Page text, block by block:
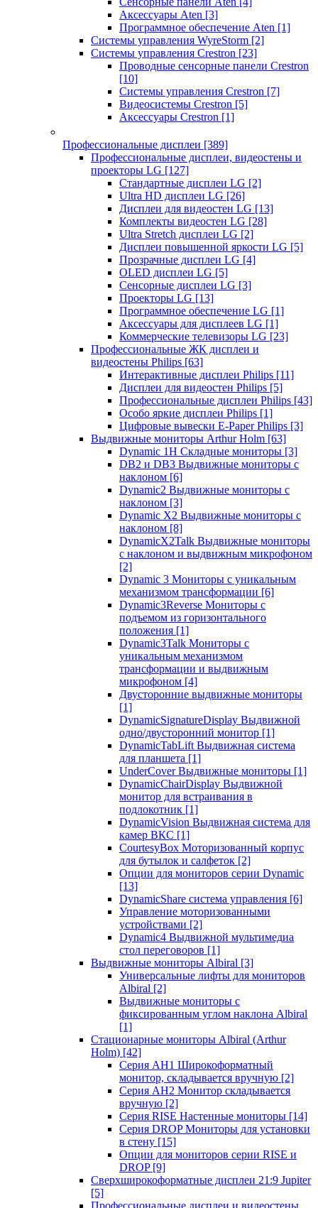
Аксессуары Aten [3]
Программное обеспечение Aten [1]
Системы управления WyreStorm [2]
Системы управления Crestron [23]
Проводные сенсорные панели Crestron
[10]
Системы управления Crestron [7]
Видеосистемы Crestron [5]
Аксессуары Crestron [1]
Профессиональные дисплеи [389]
Профессиональные дисплеи, видеостены и
проекторы LG [127]
Стандартные дисплеи LG [2]
Ultra HD дисплеи LG [26]
Дисплеи для видеостен LG [13]
Комплекты видеостен LG [28]
Ultra Stretch дисплеи LG [2]
Дисплеи повышенной яркости LG [5]
Прозрачные дисплеи LG [4]
OLED дисплеи LG [5]
Сенсорные дисплеи LG [3]
Проекторы LG [13]
Программное обеспечение LG [1]
Аксессуары для дисплеев LG [1]
Коммерческие телевизоры LG [23]
Профессиональные ЖК дисплеи и
видеостены Philips [63]
Интерактивные дисплеи Philips [11]
Дисплеи для видеостен Philips [5]
Профессиональные дисплеи Philips [43]
Особо яркие дисплеи Philips [1]
Цифровые вывески E-Paper Philips [3]
Выдвижные мониторы Arthur Holm [63]
Dynamic 1Н Складные мониторы [3]
DB2 и DB3 Выдвижные мониторы с
наклоном [6]
Dynamic2 Выдвижные мониторы с
наклоном [3]
Dynamic X2 Выдвижные мониторы с
наклоном [8]
DynamicX2Talk Выдвижные мониторы
с наклоном и выдвижным микрофоном
[2]
Dynamic 3 Мониторы с уникальным
механизмом трансформации [6]
Dynamic3Reverse Мониторы с
подъемом из горизонтального
положения [1]
Dynamic3Talk Мониторы с
уникальным механизмом
трансформации и выдвижным
микрофоном [4]
Двусторонние выдвижные мониторы
[1]
DynamicSignatureDisplay Выдвижной
одно/двусторонний монитор [1]
DynamicTabLift Выдвижная система
для планшета [1]
UnderCover Выдвижные мониторы [1]
DynamicChairDisplay Выдвижной
монитор для встраивания в
подлокотник [1]
DynamicVision Выдвижная система для
камер ВКС [1]
CourtesyBox Моторизованный корпус
для бутылок и салфеток [2]
Опции для мониторов серии Dynamic
[13]
DynamicShare система управления [6]
Управление моторизованными
устройствами [2]
Dynamic4 Выдвижной мультимедиа
стол переговоров [1]
Выдвижные мониторы Albiral [3]
Универсальные лифты для мониторов
Albiral [2]
Выдвижные мониторы с
фиксированным углом наклона Albiral
[1]
Стационарные мониторы Albiral (Arthur
Holm) [42]
Серия AH1 Широкоформатный
монитор, складывается вручную [2]
Серия AH2 Монитор складывается
вручную [2]
Серия RISE Настенные мониторы [14]
Серия DROP Мониторы для установки
в стену [15]
Опции для мониторов серии RISE и
DROP [9]
Сверхширокоформатные дисплеи 21:9 Jupiter
[5]
Профессиональные дисплеи и видеостены